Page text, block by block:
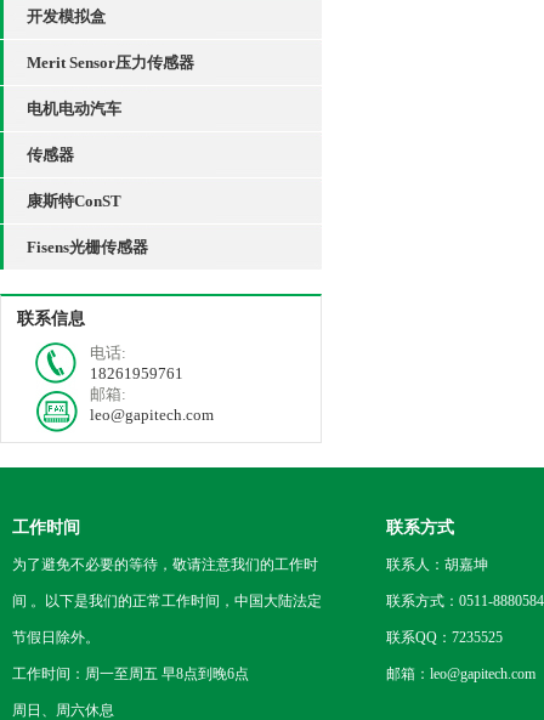
开发模拟盒
Merit Sensor压力传感器
电机电动汽车
传感器
康斯特ConST
Fisens光栅传感器
联系信息
电话:
18261959761
邮箱:
leo@gapitech.com
工作时间
为了避免不必要的等待，敬请注意我们的工作时
间 。以下是我们的正常工作时间，中国大陆法定
节假日除外。
工作时间：周一至周五 早8点到晚6点
周日、周六休息
联系方式
联系人：胡嘉坤
联系方式：0511-
联系QQ：7235525
邮箱：leo@gapitech.com